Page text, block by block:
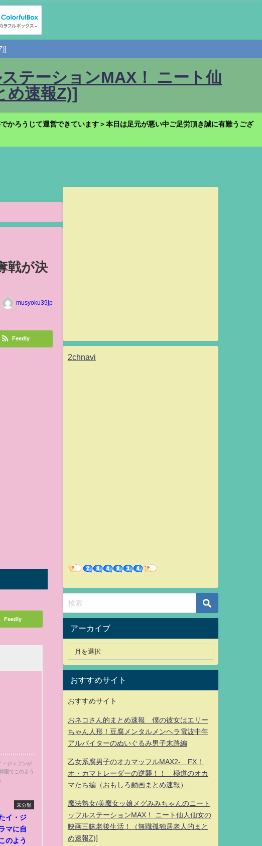
テーションMAX！ ニート仙
め速報Z)]
かろうじて運営できています＞本日は足元が悪い中ご足労頂き誠に有難うござ
戦が決
musyoku39jp
Feedly
Feedly
未分類
イ・ジ
マに自
のよう
2chnavi
アーカイブ
おすすめサイト
おすすめサイト
おネコさん的まとめ速報 僕の彼女はエリー
ちゃん人形！豆腐メンタルメンヘラ電波中年
アルバイターのぬいぐるみ男子末路編
乙女系腐男子のオカマッフルMAX2- FX！
オ・カマトレーダーの逆襲！！ 極道のオカ
マたち編（おもしろ動画まとめ速報）
魔法熟女/美魔女ッ娘メグみみちゃんのニート
ッフルステーションMAX！ ニート仙人仙女の
映画三昧老後生活！（無職孤独居老人的まと
め速報Z)]